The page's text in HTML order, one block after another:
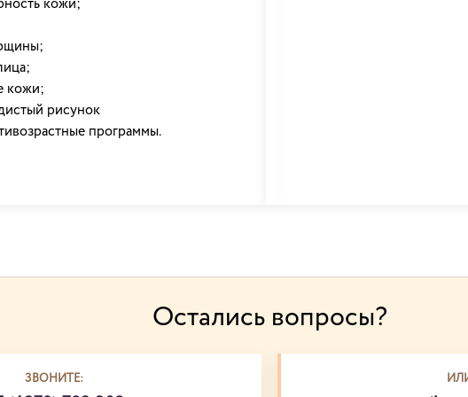
кожи;
кожи;
рисунок
программы.
Остались вопросы?
ЗВОНИТЕ: